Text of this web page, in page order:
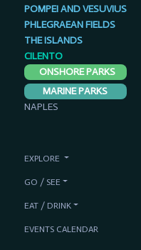
POMPEI AND VESUVIUS
PHLEGRAEAN FIELDS
THE ISLANDS
CILENTO
ONSHORE PARKS
MARINE PARKS
NAPLES
EXPLORE
GO / SEE
EAT / DRINK
EVENTS CALENDAR